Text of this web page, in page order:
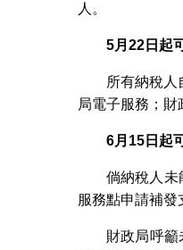
人。
5月22日起
所有納稅人
局電子服務；財
6月15日起
倘納稅人未
服務點申請補發
財政局呼籲